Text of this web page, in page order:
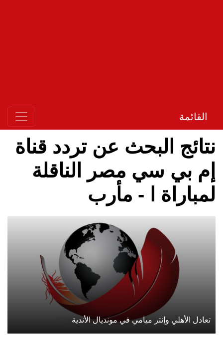
القائمة
نتائج البحث عن تردد قناة
إم بي سي مصر الناقلة
لمباراة ا - مأرب
تعادل الأهلي وإنتر ميامي في مونديال الأندية